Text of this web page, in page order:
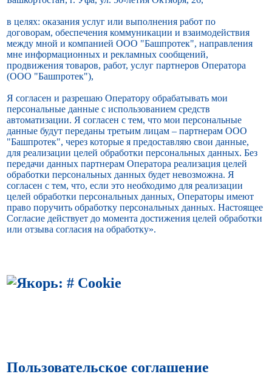
в целях: оказания услуг или выполнения работ по
договорам, обеспечения коммуникации и взаимодействия
между мной и компанией ООО "Башпротек", направления
мне информационных и рекламных сообщений,
продвижения товаров, работ, услуг партнеров Оператора
(ООО "Башпротек"),
Я согласен и разрешаю Оператору обрабатывать мои
персональные данные с использованием средств
автоматизации. Я согласен с тем, что мои персональные
данные будут переданы третьим лицам – партнерам ООО
"Башпротек", через которые я предоставляю свои данные,
для реализации целей обработки персональных данных. Без
передачи данных партнерам Оператора реализация целей
обработки персональных данных будет невозможна. Я
согласен с тем, что, если это необходимо для реализации
целей обработки персональных данных, Операторы имеют
право поручить обработку персональных данных. Настоящее
Согласие действует до момента достижения целей обработки
или отзыва согласия на обработку».
Пользовательское соглашение